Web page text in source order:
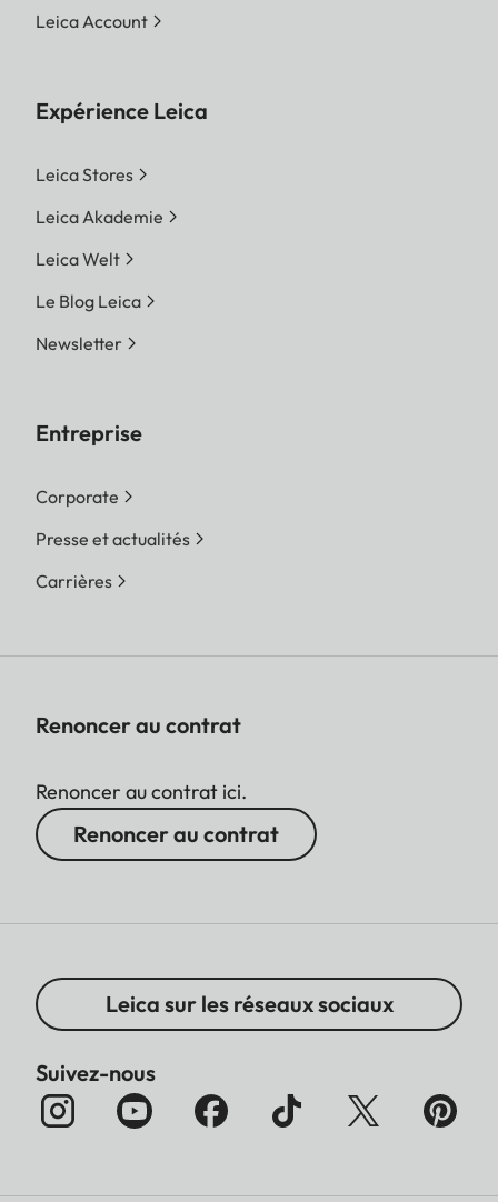
Leica Account
Expérience Leica
Leica Stores
Leica Akademie
Leica Welt
Le Blog Leica
Newsletter
Entreprise
Corporate
Presse et actualités
Carrières
Renoncer au contrat
Renoncer au contrat ici.
Renoncer au contrat
Leica sur les réseaux sociaux
Suivez-nous